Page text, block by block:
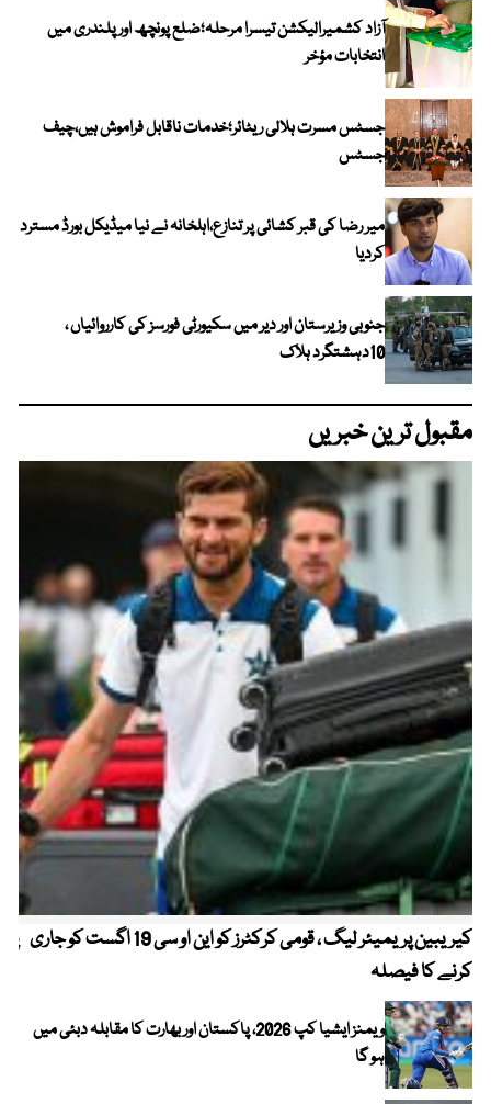
آزاد کشمیرالیکشن تیسرا مرحلہ؛ضلع پونچھ اور پلندری میں
انتخابات مؤخر
جسٹس مسرت ہلالی ریٹائر؛خدمات ناقابل فراموش ہیں،چیف
جسٹس
میر رضا کی قبر کشائی پر تنازع،اہلخانہ نے نیا میڈیکل بورڈ مسترد
کردیا
جنوبی وزیرستان اور دیر میں سکیورٹی فورسز کی کارروائیاں ،
10دہشتگرد ہلاک
مقبول ترین خبریں
کیریبین پریمیئر لیگ ، قومی کرکٹرز کو این او سی 19 اگست کو جاری
کرنے کا فیصلہ
ویمنز ایشیا کپ 2026، پاکستان اور بھارت کا مقابلہ دبئی میں
ہو گا